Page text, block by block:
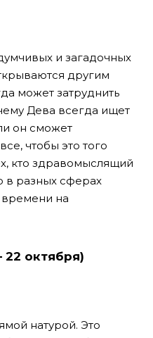
и загадочных
другим
может затруднить
Дева всегда ищет
он сможет
чтобы это того
кто здравомыслящий
в разных сферах
времени на
22 октября)
натурой. Это